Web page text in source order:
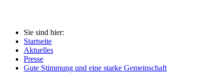
Sie sind hier:
Startseite
Aktuelles
Presse
Gute Stimmung und eine starke Gemeinschaft